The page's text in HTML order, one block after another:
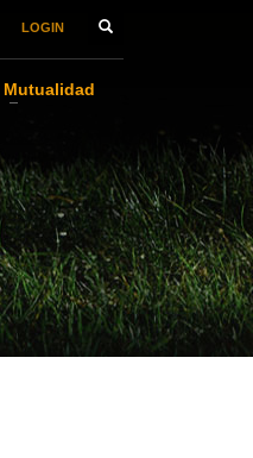
LOGIN
Mutualidad